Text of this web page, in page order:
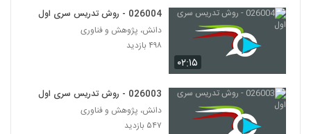
026025 - ارائه موثر (13)
26
026026 - Developing the 4 C's
through PBL
۰۲:۱۵
026004 - روش تدریس سری اول
دانش، پژوهش و فناوری
۴۹۸ بازدید
026003 - روش تدریس سری اول
دانش، پژوهش و فناوری
۵۴۷ بازدید